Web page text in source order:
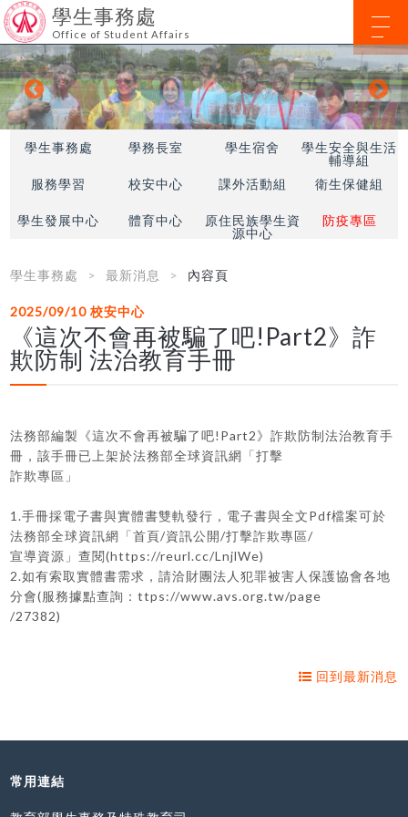
學生事務處
Office of Student Affairs
學生事務處 學務長室 學生宿舍
學生安全與生活
輔導組
服務學習
校安中心 課外活動組 衛生保健組
學生發展中心 體育中心
原住民族學生資
源中心
防疫專區
學生事務處 最新消息 內容頁
2025/09/10校安中心
《這次不會再被騙了吧!Part2》詐
欺防制 法治教育手冊
法務部編製《這次不會再被騙了吧!Part2》詐欺防制法治教育手
冊，該手冊已上架於法務部全球資訊網「打擊
詐欺專區」
1.手冊採電子書與實體書雙軌發行，電子書與全文Pdf檔案可於
法務部全球資訊網「首頁/資訊公開/打擊詐欺專區/
宣導資源」查閱(https://reurl.cc/LnjlWe)
2.如有索取實體書需求，請洽財團法人犯罪被害人保護協會各地
分會(服務據點查詢：ttps://www.avs.org.tw/page
/27382)
回到最新消息
常用連結